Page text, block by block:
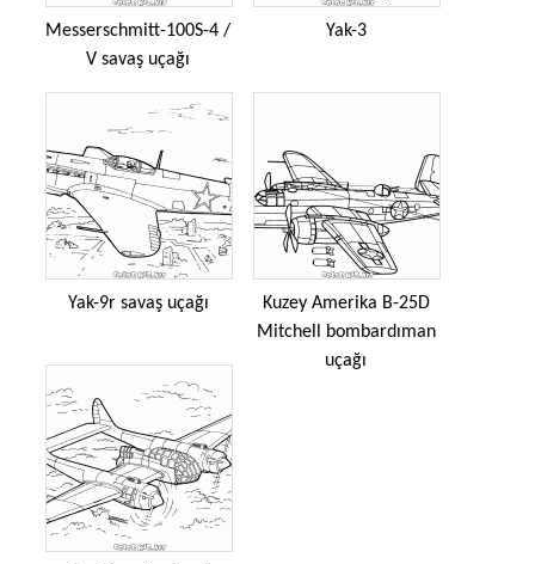
Messerschmitt-100S-4 /
V savaş uçağı
Yak-3
Yak-9r savaş uçağı
Kuzey Amerika B-25D
Mitchell bombardıman
uçağı